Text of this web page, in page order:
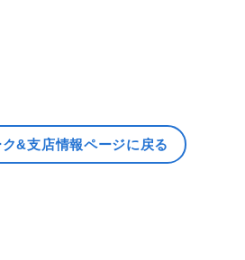
&支店情報ページに戻る